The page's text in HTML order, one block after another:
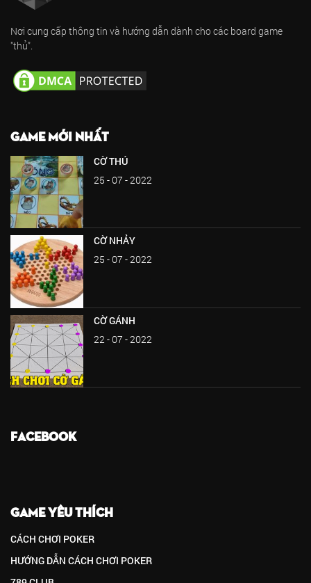
Nơi cung cấp thông tin và hướng dẫn dành cho các board game
"thủ".
GAME MỚI NHẤT
CỜ THÚ
25 - 07 - 2022
CỜ NHẢY
25 - 07 - 2022
CỜ GÁNH
22 - 07 - 2022
FACEBOOK
GAME YÊU THÍCH
CÁCH CHƠI POKER
HƯỚNG DẪN CÁCH CHƠI POKER